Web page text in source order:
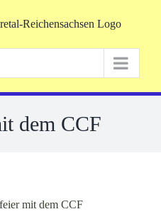
dem CCF
mit dem CCF